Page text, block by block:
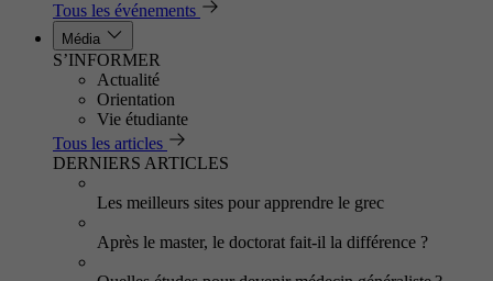
Tous les événements
Média
S’INFORMER
Actualité
Orientation
Vie étudiante
Tous les articles
DERNIERS ARTICLES
Les meilleurs sites pour apprendre le grec
Après le master, le doctorat fait-il la différence ?